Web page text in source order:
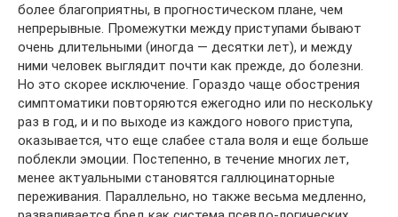
более благоприятны, в прогностическом плане, чем
непрерывные. Промежутки между приступами бывают
очень длительными (иногда — десятки лет), и между
ними человек выглядит почти как прежде, до болезни.
Но это скорее исключение. Гораздо чаще обострения
симптоматики повторяются ежегодно или по нескольку
раз в год, и и по выходе из каждого нового приступа,
оказывается, что еще слабее стала воля и еще больше
поблекли эмоции. Постепенно, в течение многих лет,
менее актуальными становятся галлюцинаторные
переживания. Параллельно, но также весьма медленно,